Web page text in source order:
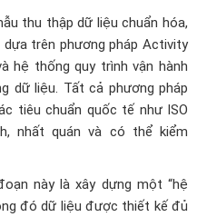
thu thập dữ liệu chuẩn hóa,
trên phương pháp Activity
hệ thống quy trình vận hành
dữ liệu. Tất cả phương pháp
tiêu chuẩn quốc tế như ISO
nhất quán và có thể kiểm
này là xây dựng một “hệ
đó dữ liệu được thiết kế đủ